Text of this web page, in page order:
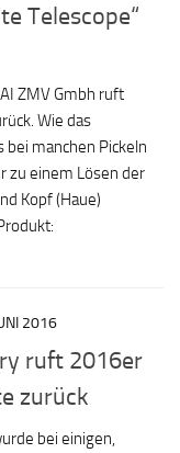
Telescope“
ZMV Gmbh ruft
Wie das
manchen Pickeln
zu einem Lösen der
Kopf (Haue)
2016
ruft 2016er
zurück
bei einigen,